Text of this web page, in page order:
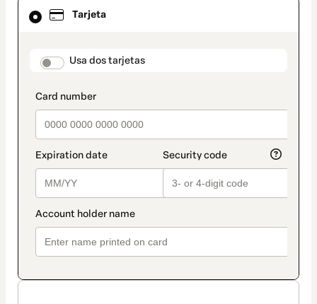
Tarjeta
payment_data.section_title_v2
Usa dos tarjetas
El
método
seleccionado